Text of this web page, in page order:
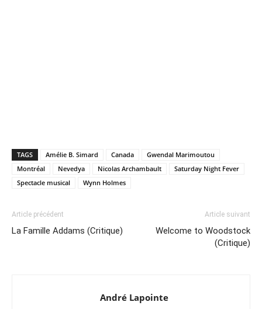
TAGS Amélie B. Simard Canada
Gwendal Marimoutou
Montréal
Nevedya Nicolas Archambault
Saturday Night Fever
Spectacle musical
Wynn Holmes
Article précédent
La Famille Addams (Critique)
Article suivant
Welcome to Woodstock
(Critique)
André Lapointe